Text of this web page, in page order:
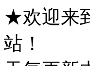
★欢迎来
站！